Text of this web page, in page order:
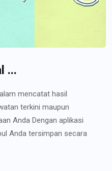
...
mencatat hasil
terkini maupun
Anda Dengan aplikasi
Anda tersimpan secara